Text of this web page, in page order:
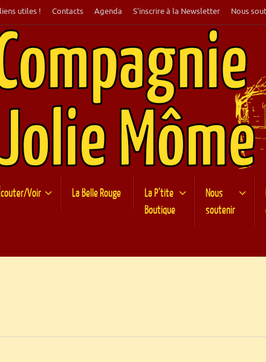
utiles ! Contacts Agenda S’inscrire à la Newsletter Nous
Voir La Belle Rouge
La P’tite
Boutique
Nous
soutenir